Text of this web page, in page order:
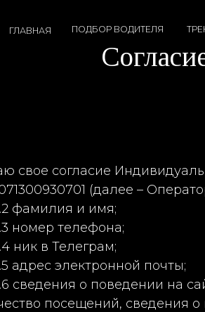
ГЛАВНАЯ ПОДБОР ВОДИТЕЛЯ ТРЕНИНГИ
Согласие
свое согласие
(далее –
фамилия и имя;
номер телефона;
в Телеграм;
электронной почты;
о поведении на
посещений, сведения о